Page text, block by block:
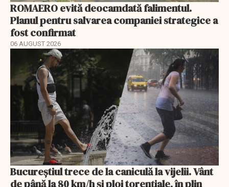
ROMAERO evită deocamdată falimentul.
Planul pentru salvarea companiei strategice a
fost confirmat
06 AUGUST 2026
Bucureștiul trece de la caniculă la vijelii. Vânt
de până la 80 km/h și ploi torențiale, în plin